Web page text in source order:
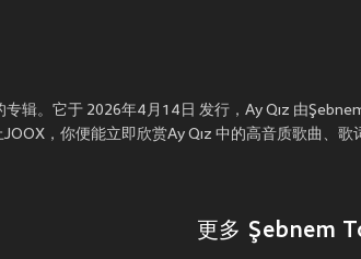
专辑。它于 2026年4月14日 发行，Ay Qız 由
，你便能立即欣赏Ay Qız 中的高音质歌曲、歌
更多 Şebnem